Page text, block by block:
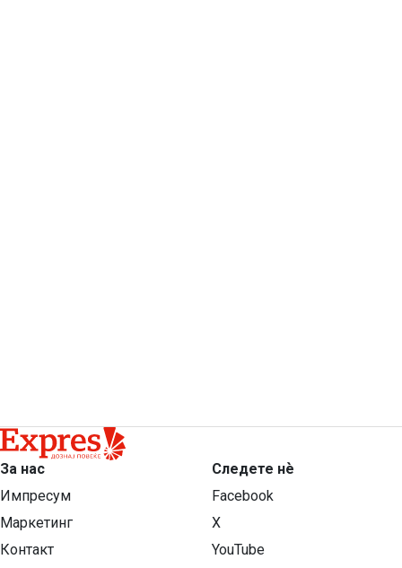
За нас
Импресум
Маркетинг
Контакт
Следете нѐ
Facebook
X
YouTube